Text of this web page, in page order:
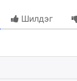
Шилдэг